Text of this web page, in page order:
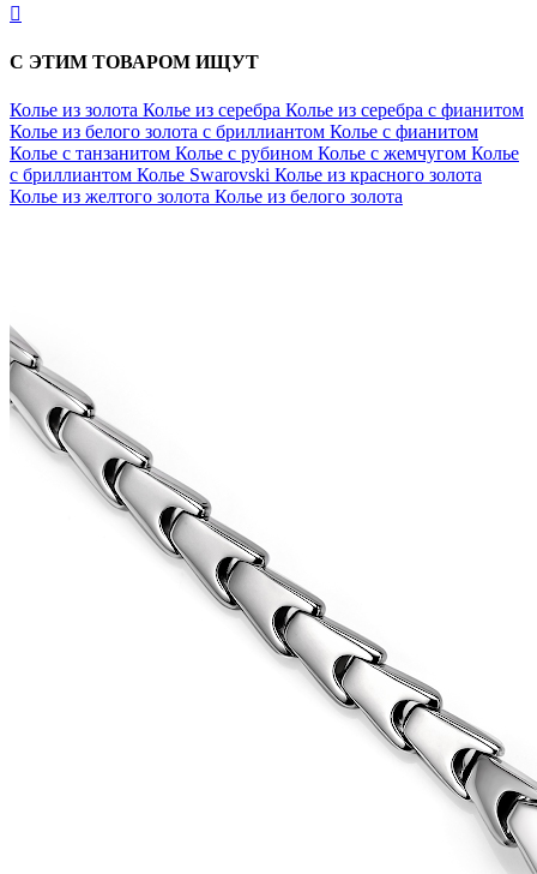

С ЭТИМ ТОВАРОМ ИЩУТ
Колье из золота Колье из серебра Колье из серебра с фианитом
Колье из белого золота с бриллиантом Колье с фианитом
Колье с танзанитом Колье с рубином Колье с жемчугом Колье
с бриллиантом Колье Swarovski Колье из красного золота
Колье из желтого золота Колье из белого золота